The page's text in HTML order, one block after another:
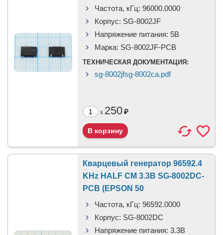
Частота, кГц: 96000.0000
Корпус: SG-8002JF
Напряжение питания: 5B
Марка: SG-8002JF-PCB
ТЕХНИЧЕСКАЯ ДОКУМЕНТАЦИЯ:
sg-8002jfsg-8002ca.pdf
x 250₽
Кварцевый генератор 96592.4
KHz HALF CM 3.3В SG-8002DC-
PCB (EPSON 50
Частота, кГц: 96592.0000
Корпус: SG-8002DC
Напряжение питания: 3.3B